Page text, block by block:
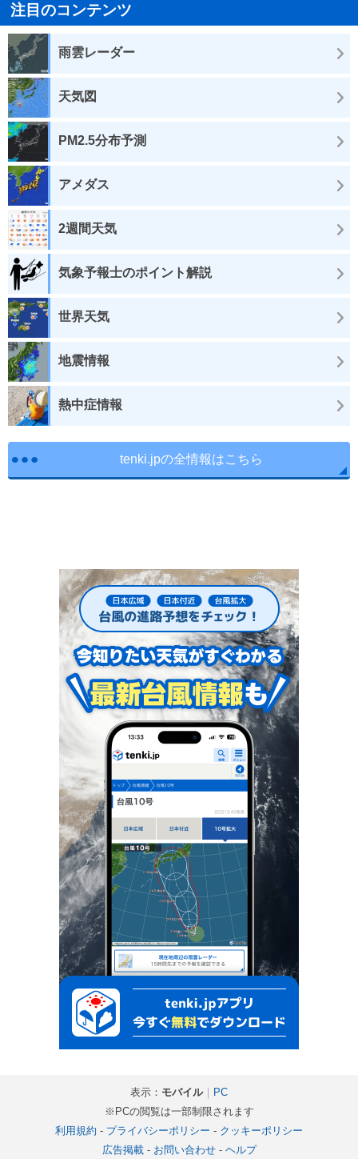
注目のコンテンツ
雨雲レーダー
天気図
PM2.5分布予測
アメダス
2週間天気
気象予報士のポイント解説
世界天気
地震情報
熱中症情報
tenki.jpの全情報はこちら
表示： モバイル｜ PC
※PCの閲覧は一部制限されます
利用規約 - プライバシーポリシー - クッキーポリシー
広告掲載- お問い合わせ- ヘルプ